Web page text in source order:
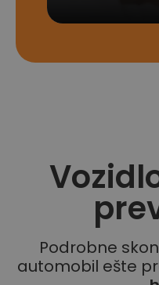
Podrobne
automobil ešte